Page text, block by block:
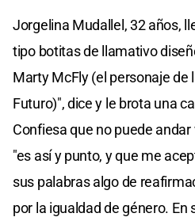
Jorgelina Mudallel, 32 años,
tipo botitas de llamativo
Marty McFly (el personaje de
Futuro)", dice y le brota una
Confiesa que no puede
"es así y punto, y que me
sus palabras algo de
por la igualdad de género. En